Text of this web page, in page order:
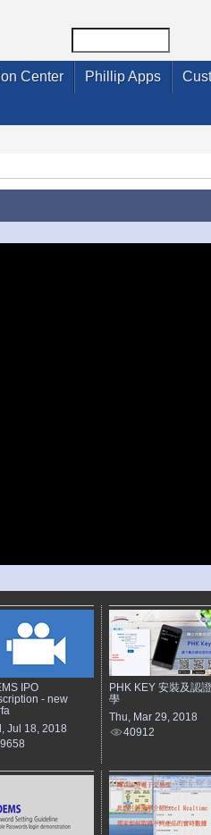
Center Phillip Apps
IPO
- new
Jul 18, 2018
PHK KEY 安裝及認
學
Thu, Mar 29, 2018
40912